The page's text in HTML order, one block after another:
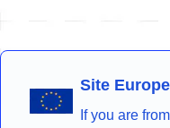
Site Europe
If you are